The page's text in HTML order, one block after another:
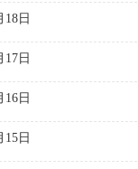
18日
17日
16日
15日